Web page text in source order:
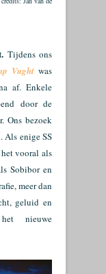
Tijdens ons
Vughtwas
af. Enkele
door de
Ons bezoek
Als enige SS
vooral als
Sobibor en
meer dan
geluid en
nieuwe